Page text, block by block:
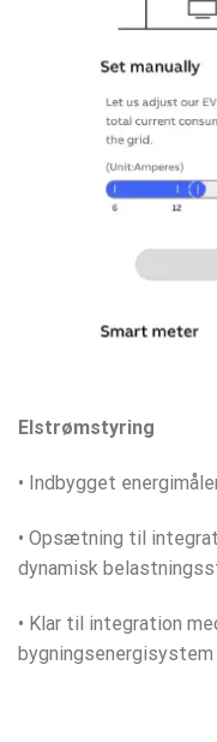
Elstrømstyring
• Indbygget
• Opsætning til
dynamisk
• Klar til integration
bygningsenergisystem